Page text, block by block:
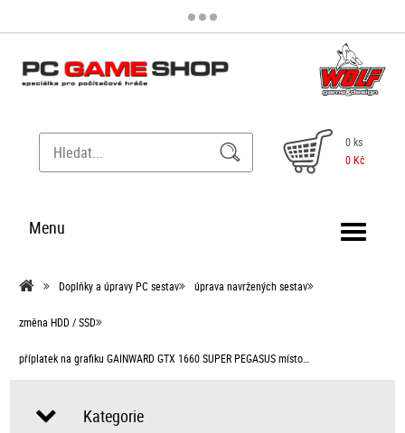
0 ks
0 Kč
Menu
Doplňky a úpravy PC sestav úprava navržených sestav
změna HDD / SSD
příplatek na grafiku GAINWARD GTX 1660 SUPER PEGASUS místo…
Kategorie